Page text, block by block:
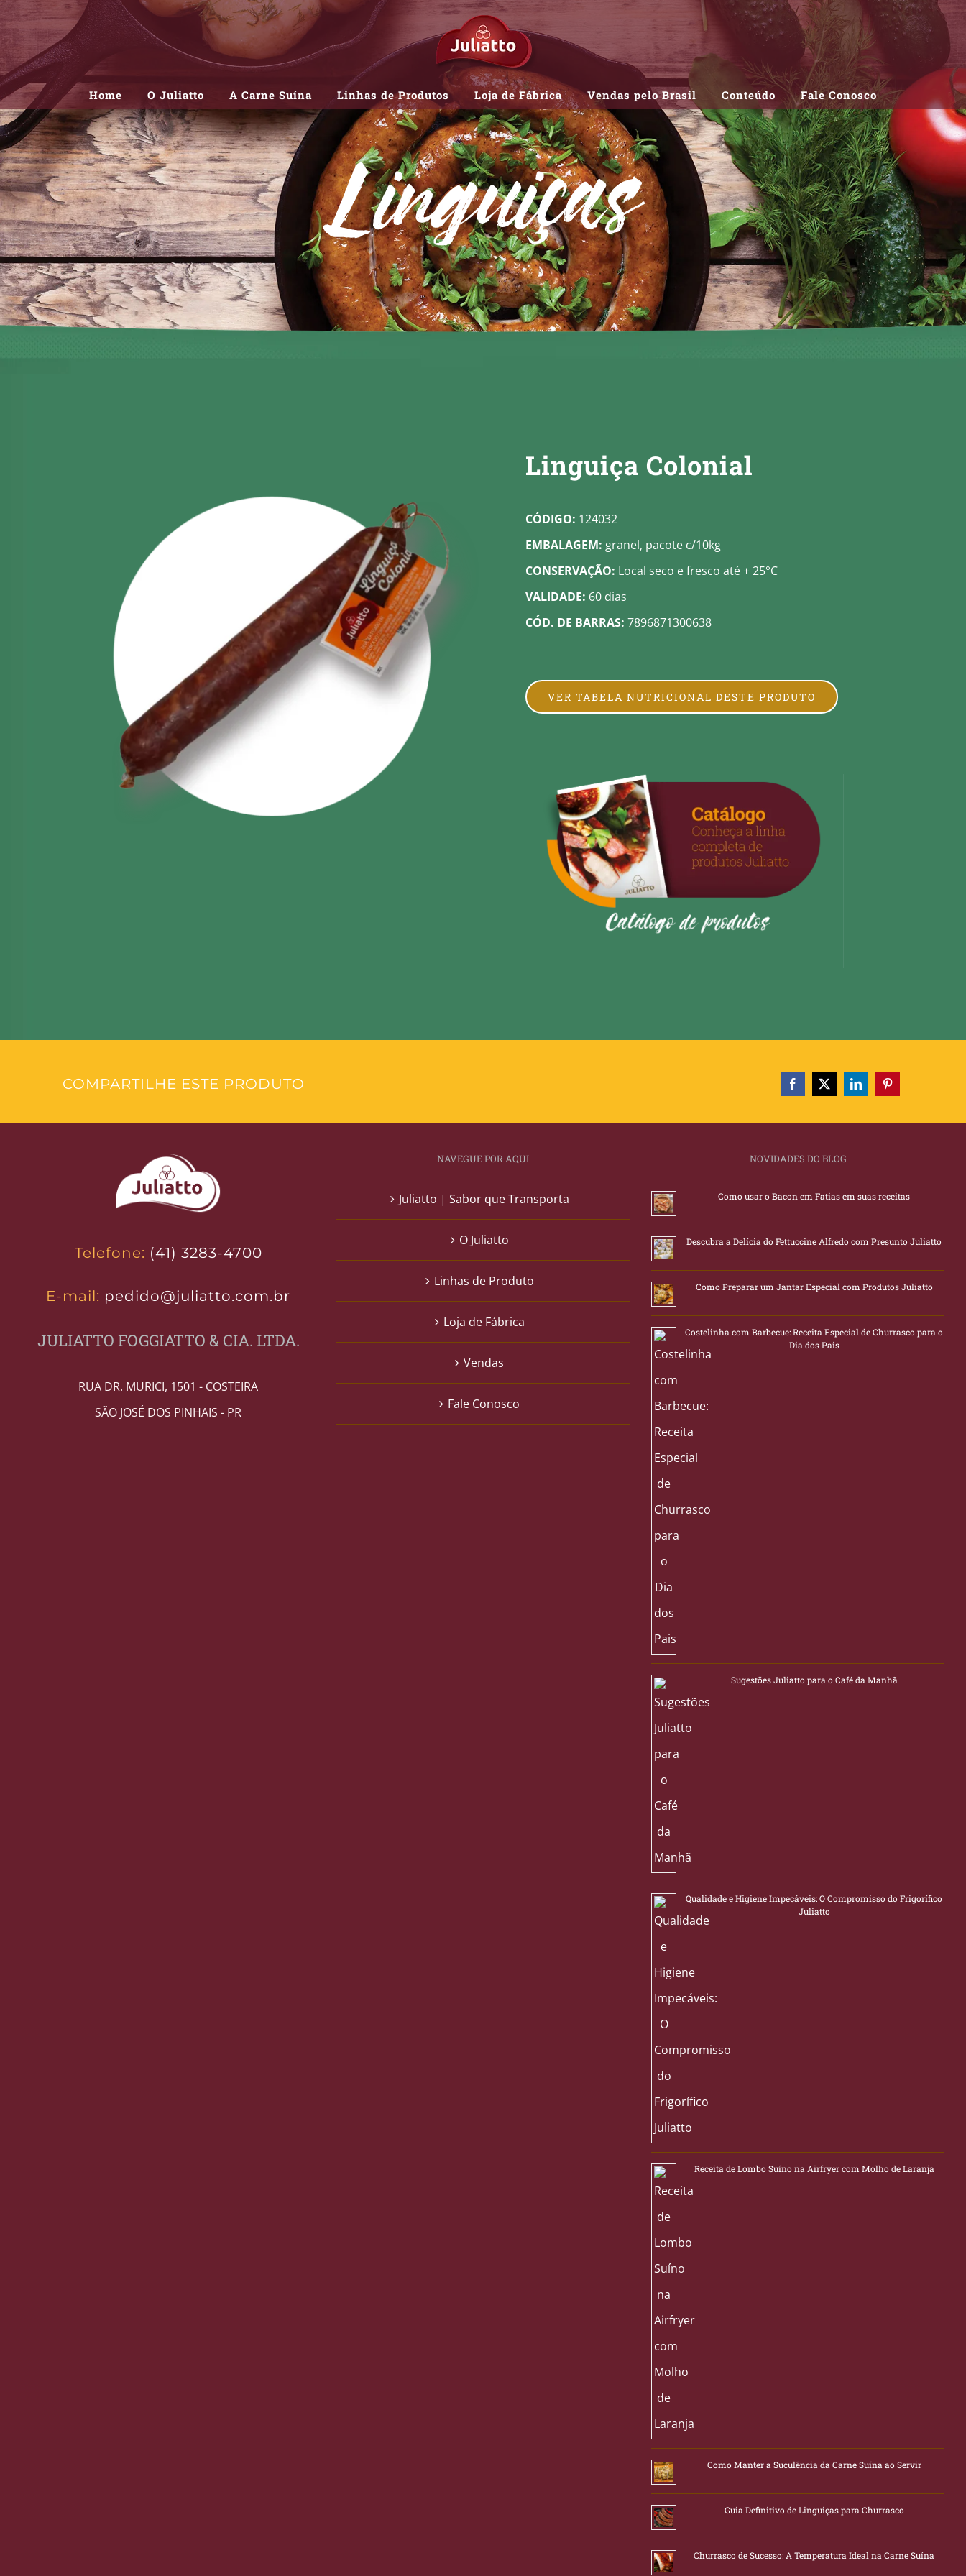
to
content
Home O Juliatto A Carne Suína Linhas de Produtos Loja de Fábrica Vendas pelo Brasil Conteúdo Fale Conosco
Linguiça Colonial
CÓDIGO: 124032
EMBALAGEM: granel, pacote c/10kg
CONSERVAÇÃO: Local seco e fresco até + 25°C
VALIDADE: 60 dias
CÓD. DE BARRAS: 7896871300638
VER TABELA NUTRICIONAL DESTE PRODUTO
COMPARTILHE ESTE PRODUTO
Telefone: (41) 3283-4700
E-mail: pedido@juliatto.com.br
JULIATTO FOGGIATTO & CIA. LTDA.
RUA DR. MURICI, 1501 - COSTEIRA
SÃO JOSÉ DOS PINHAIS - PR
NAVEGUE POR AQUI
Juliatto | Sabor que Transporta
O Juliatto
Linhas de Produto
Loja de Fábrica
Vendas
Fale Conosco
NOVIDADES DO BLOG
Como usar o Bacon em Fatias em suas receitas
Descubra a Delícia do Fettuccine Alfredo com Presunto Juliatto
Como Preparar um Jantar Especial com Produtos Juliatto
Costelinha com Barbecue: Receita Especial de Churrasco para o
Dia dos Pais
Sugestões Juliatto para o Café da Manhã
Qualidade e Higiene Impecáveis: O Compromisso do Frigorífico
Juliatto
Receita de Lombo Suíno na Airfryer com Molho de Laranja
Como Manter a Suculência da Carne Suína ao Servir
Guia Definitivo de Linguiças para Churrasco
Churrasco de Sucesso: A Temperatura Ideal na Carne Suína